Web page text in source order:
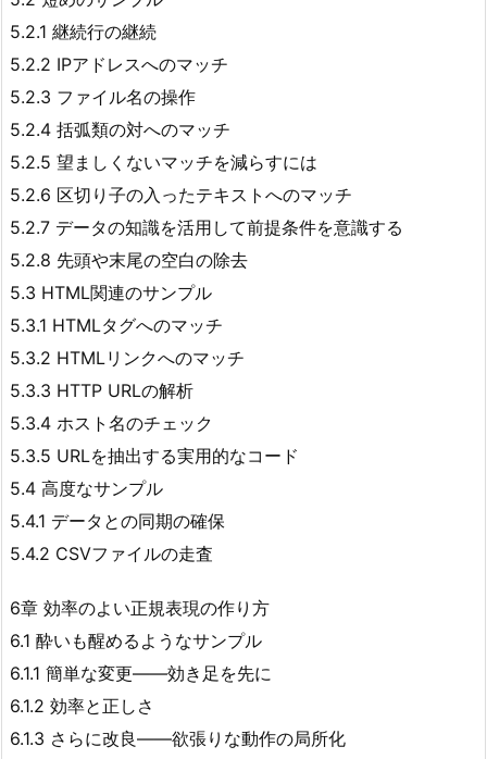
5.2.1 継続行の継続
5.2.2 IPアドレスへのマッチ
5.2.3 ファイル名の操作
5.2.4 括弧類の対へのマッチ
5.2.5 望ましくないマッチを減らすには
5.2.6 区切り子の入ったテキストへのマッチ
5.2.7 データの知識を活用して前提条件を意識する
5.2.8 先頭や末尾の空白の除去
5.3 HTML関連のサンプル
5.3.1 HTMLタグへのマッチ
5.3.2 HTMLリンクへのマッチ
5.3.3 HTTP URLの解析
5.3.4 ホスト名のチェック
5.3.5 URLを抽出する実用的なコード
5.4 高度なサンプル
5.4.1 データとの同期の確保
5.4.2 CSVファイルの走査
6章 効率のよい正規表現の作り方
6.1 酔いも醒めるようなサンプル
6.1.1 簡単な変更――効き足を先に
6.1.2 効率と正しさ
6.1.3 さらに改良――欲張りな動作の局所化